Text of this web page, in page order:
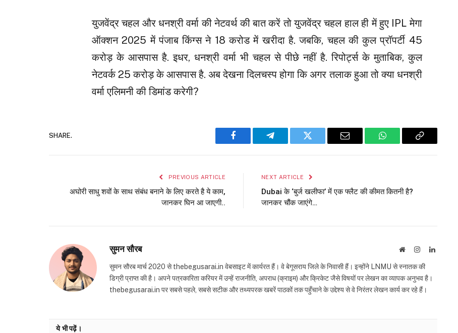
युजवेंद्र चहल और धनश्री वर्मा की नेटवर्थ की बात करें तो युजवेंद्र चहल हाल ही में हुए IPL मेगा
ऑक्शन 2025 में पंजाब किंग्स ने 18 करोड में खरीदा है. जबकि, चहल की कुल प्रॉपर्टी 45
करोड़ के आसपास है. इधर, धनश्री वर्मा भी चहल से पीछे नहीं है. रिपोर्ट्स के मुताबिक, कुल
नेटवर्क 25 करोड़ के आसपास है. अब देखना दिलचस्प होगा कि अगर तलाक हुआ तो क्या धनश्री
वर्मा एलिमनी की डिमांड करेगी?
SHARE.
Facebook Telegram Twitter Email WhatsAppCopy
PREVIOUS ARTICLE
अघोरी साधु शवों के साथ संबंध बनाने के लिए करते है ये काम,
जानकर घिन आ जाएगी..
NEXT ARTICLE
Dubai के ‘बुर्ज खलीफा’ में एक फ्लैट की कीमत क‍ितनी है?
जानकर चौंक जाएंगे…
सुमन सौरब WebsiteInstagramLinkedIn
सुमन सौरब मार्च 2020 से thebegusarai.in वेबसाइट में कार्यरत हैं। वे बेगूसराय जिले के निवासी हैं। इन्होंने LNMU से स्नातक की
डिग्री प्राप्त की है। अपने पत्रकारिता करियर में उन्हें राजनीति, अपराध (क्राइम) और क्रिकेट जैसे विषयों पर लेखन का व्यापक अनुभव है।
thebegusarai.in पर सबसे पहले, सबसे सटीक और तथ्यपरक खबरें पाठकों तक पहुँचाने के उद्देश्य से वे निरंतर लेखन कार्य कर रहे हैं।
ये भी पढ़ें।